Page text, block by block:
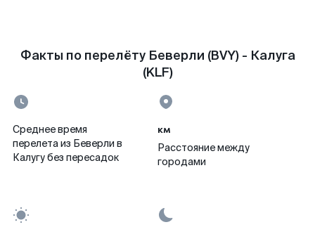
Факты по перелёту Беверли (BVY) - Калуга
(KLF)
Среднее время
перелета из Беверли в
Калугу без пересадок
км
Расстояние между
городами